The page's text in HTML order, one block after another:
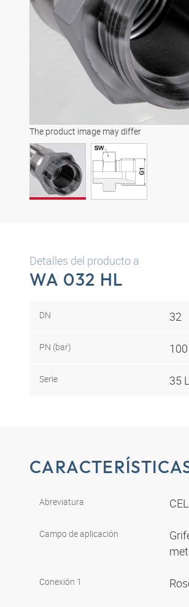
The product image may differ
Detalles del producto a
WA 032 HL
DN 32
PN (bar) 100
Serie 35 L
Abreviatura CEL
Campo de aplicación
Conexión 1